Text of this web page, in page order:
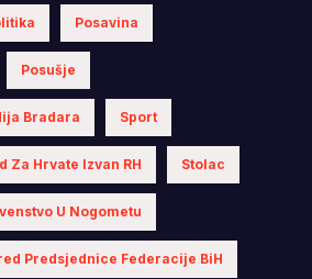
Posavina
Posušje
Bradara Sport
Za Hrvate Izvan RH Stolac
U Nogometu
Predsjednice Federacije BiH